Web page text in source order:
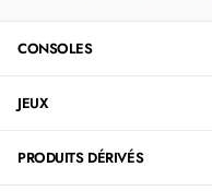
CONSOLES
JEUX
PRODUITS DÉRIVÉS